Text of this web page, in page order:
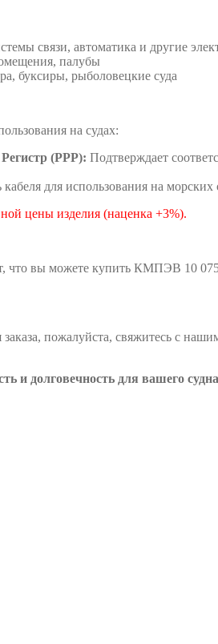
связи, автоматика и другие
палубы
буксиры, рыболовецкие суда
на судах:
(РРР): Подтверждает
для использования на морских
цены изделия (наценка +3%).
что вы можете купить КМПЭВ 10
заказа, пожалуйста, свяжитесь с
и долговечность для вашего